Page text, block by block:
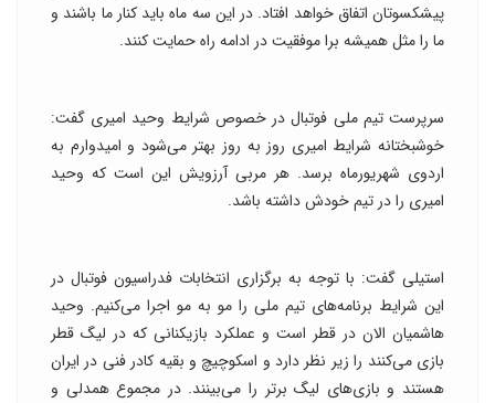
پیشکسوتان اتفاق خواهد افتاد. در این سه ماه باید کنار ما باشند و
ما را مثل همیشه برا موفقیت در ادامه راه حمایت کنند.
سرپرست تیم ملی فوتبال در خصوص شرایط وحید امیری گفت:
خوشبختانه شرایط امیری روز به روز بهتر می‌شود و امیدوارم به
اردوی شهریورماه برسد. هر مربی آرزویش این است که وحید
امیری را در تیم خودش داشته باشد.
استیلی گفت: با توجه به برگزاری انتخابات فدراسیون فوتبال در
این شرایط برنامه‌های تیم ملی را مو به مو اجرا می‌کنیم. وحید
هاشمیان الان در قطر است و عملکرد بازیکنانی که در لیگ قطر
بازی می‌کنند را زیر نظر دارد و اسکوچیچ و بقیه کادر فنی در ایران
هستند و بازی‌های لیگ برتر را می‌بینند. در مجموع همدلی و